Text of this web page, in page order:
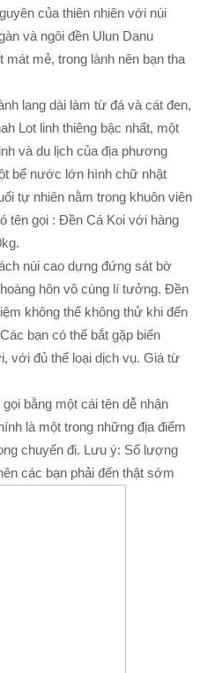
của thiên nhiên với núi
và ngôi đền Ulun Danu
mẻ, trong lành nên bạn tha
lang dài làm từ đá và cát đen,
Lot linh thiêng bậc nhất, một
và du lịch của địa phương
bể nước lớn hình chữ nhật
tự nhiên nằm trong khuôn viên
tên gọi : Đền Cá Koi với hàng
núi cao dựng đứng sát bờ
hôn vô cùng lí tưởng. Đền
không thể không thử khi đến
bạn có thể bắt gặp biển
với đủ thể loại dịch vụ. Giá từ
bằng một cái tên dễ nhận
là một trong những địa điểm
chuyến đi. Lưu ý: Số lượng
các bạn phải đến thật sớm